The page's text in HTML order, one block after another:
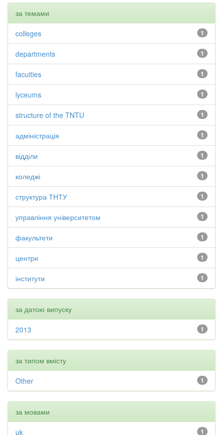
за темами
1
colleges
1
departments
1
faculties
1
lyceums
1
structure of the TNTU
1
адміністрація
1
відділи
1
коледжі
1
структура ТНТУ
1
управління університетом
1
факультети
1
центри
1
інститути
за датою випуску
1
2013
за типом вмісту
1
Other
за мовами
1
uk